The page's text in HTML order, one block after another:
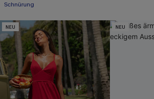
Schnürung
NEU NEU